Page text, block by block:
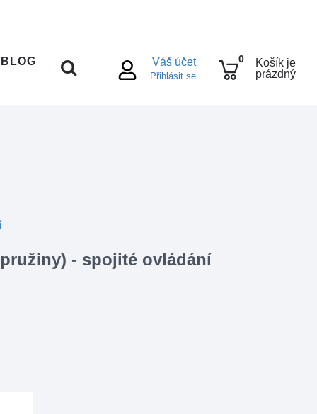
Váš účet
Přihlásit se
0
Košík je
prázdný
BLOG
- spojité ovládání